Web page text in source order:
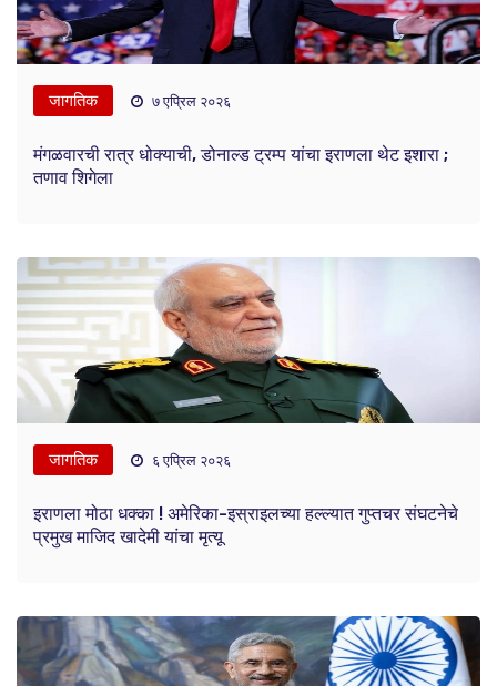
जागतिक ७ एप्रिल २०२६
मंगळवारची रात्र धोक्याची, डोनाल्ड ट्रम्प यांचा इराणला थेट इशारा ;
तणाव शिगेला
जागतिक ६ एप्रिल २०२६
इराणला मोठा धक्का ! अमेरिका-इस्राइलच्या हल्ल्यात गुप्तचर संघटनेचे
प्रमुख माजिद खादेमी यांचा मृत्यू